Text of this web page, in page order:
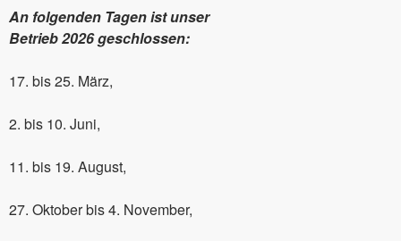
An folgenden Tagen ist unser
Betrieb 2026 geschlossen:
17. bis 25. März,
2. bis 10. Juni,
11. bis 19. August,
27. Oktober bis 4. November,